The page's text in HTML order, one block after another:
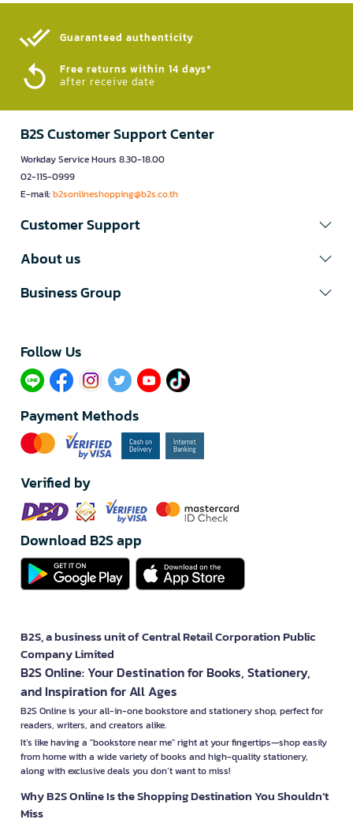
Guaranteed authenticity​
Free returns within 14 days*
after receive date
B2S Customer Support Center
Workday Service Hours 8.30-18.00
02-115-0999
E-mail:b2sonlineshopping@b2s.co.th
Customer Support
About us
Business Group
Follow Us​
Payment Methods
Verified by
Download B2S app
B2S, a business unit of Central Retail Corporation Public
Company Limited
B2S Online: Your Destination for Books, Stationery,
and Inspiration for All Ages
B2S Online is your all-in-one bookstore and stationery shop, perfect for
readers, writers, and creators alike.
It’s like having a "bookstore near me" right at your fingertips—shop easily
from home with a wide variety of books and high-quality stationery,
along with exclusive deals you don’t want to miss!
Why B2S Online Is the Shopping Destination You Shouldn’t
Miss